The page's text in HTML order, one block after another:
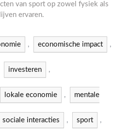
van sport op zowel fysiek als
ervaren.
, economische impact ,
investeren ,
lokale economie , mentale
sociale interacties , sport ,